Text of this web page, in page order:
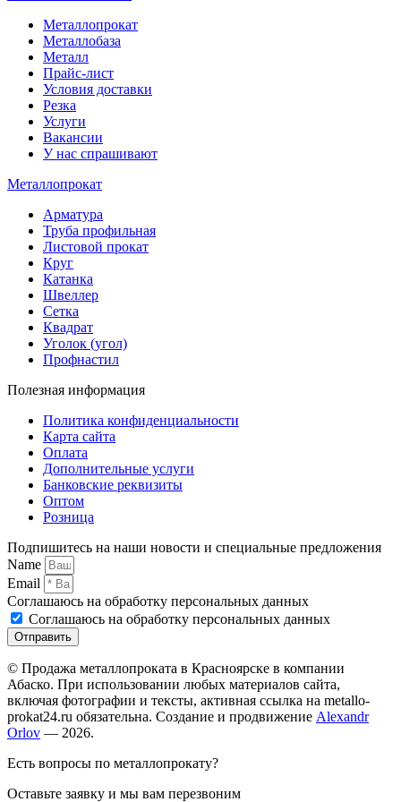
Металлопрокат
Металлобаза
Металл
Прайс-лист
Условия доставки
Резка
Услуги
Вакансии
У нас спрашивают
Металлопрокат
Арматура
Труба профильная
Листовой прокат
Круг
Катанка
Швеллер
Сетка
Квадрат
Уголок (угол)
Профнастил
Полезная информация
Политика конфиденциальности
Карта сайта
Оплата
Дополнительные услуги
Банковские реквизиты
Оптом
Розница
Подпишитесь на наши новости и специальные предложения
Name
Email
Соглашаюсь на обработку персональных данных
Соглашаюсь на обработку персональных данных
Отправить
© Продажа металлопроката в Красноярске в компании
Абаско. При использовании любых материалов сайта,
включая фотографии и тексты, активная ссылка на metallo-
prokat24.ru обязательна. Создание и продвижение Alexandr
Orlov — 2026.
Есть вопросы по металлопрокату?
Оставьте заявку и мы вам перезвоним